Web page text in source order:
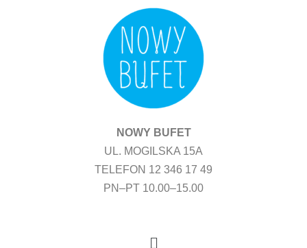
NOWY BUFET
UL. MOGILSKA 15A
TELEFON 12 346 17 49
PN–PT 10.00–15.00
Menu